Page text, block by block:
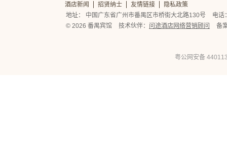
酒店新闻 招贤纳士 友情链接
隐私政策
地址： 中国广东省广州市番禺区市桥街大北路130号
电话
© 2026 番禺宾馆
技术伙伴： 问途酒店网络营销顾问 备
粤公网安备